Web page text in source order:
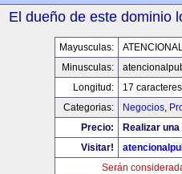
El dueño de este dominio
Mayusculas:
Minusculas:
Longitud:
17 caracteres
Categorias:
Negocios,
Precio:
Realizar
Visitar!
Serán